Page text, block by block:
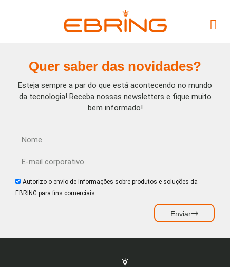
Quer saber das novidades?
Esteja sempre a par do que está acontecendo no mundo
da tecnologia! Receba nossas newsletters e fique muito
bem informado!
Autorizo o envio de informações sobre produtos e soluções da
EBRING para fins comerciais.
Enviar